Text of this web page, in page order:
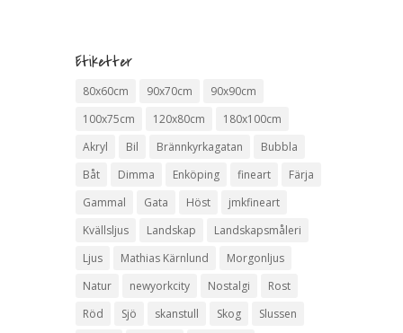
Etiketter
80x60cm 90x70cm
90x90cm
100x75cm
120x80cm
180x100cm
Akryl
Bil Brännkyrkagatan
Bubbla
Båt
Dimma Enköping fineart
Färja
Gammal
Gata Höst
jmkfineart
Kvällsljus
Landskap
Landskapsmåleri
Ljus
Mathias Kärnlund
Morgonljus
Natur
newyorkcity Nostalgi
Rost
Röd
Sjö skanstull Skog
Slussen